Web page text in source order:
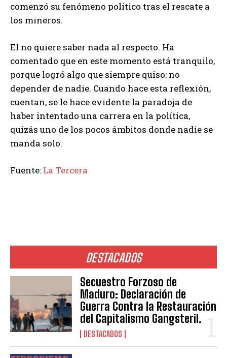
DESTACADOS
Secuestro Forzoso de
Maduro: Declaración de
Guerra Contra la Restauración
del Capitalismo Gangsteril.
DESTACADOS
comenzó su fenómeno político tras el rescate a
los mineros.
El no quiere saber nada al respecto. Ha
comentado que en este momento está tranquilo,
porque logró algo que siempre quiso: no
depender de nadie. Cuando hace esta reflexión,
cuentan, se le hace evidente la paradoja de
haber intentado una carrera en la política,
quizás uno de los pocos ámbitos donde nadie se
manda solo.
Fuente: La Tercera